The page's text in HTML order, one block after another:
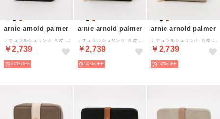
arnie arnold palmer
￥2,739
50%
arnie arnold palmer
￥2,739
50%
arnie arnold palmer
￥2,739
50%